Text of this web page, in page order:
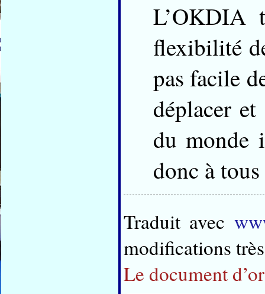
L’OKDIA
flexibilité
pas facile
déplacer
du monde
donc à
Traduit avec
modifications
Le document